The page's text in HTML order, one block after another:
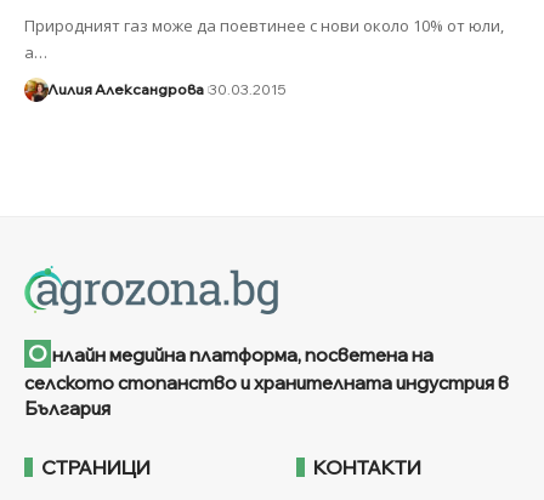
Природният газ може да поевтинее с нови около 10% от юли,
а…
Лилия Александрова 30.03.2015
О нлайн медийна платформа, посветена на
селското стопанство и хранителната индустрия в
България
СТРАНИЦИ КОНТАКТИ